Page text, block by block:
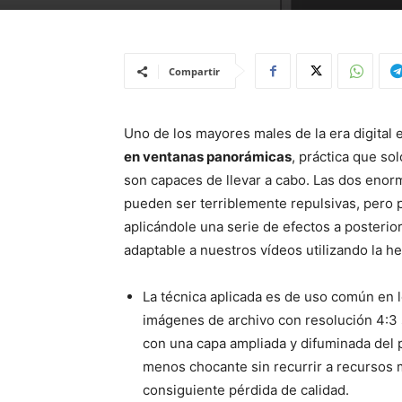
Compartir
Uno de los mayores males de la era digital
en ventanas panorámicas, práctica que
son capaces de llevar a cabo. Las dos
pueden ser terriblemente repulsivas, pero
aplicándole una serie de efectos a
adaptable a nuestros vídeos utilizando la
La técnica aplicada es de uso común
imágenes de archivo con resolución
con una capa ampliada y difuminada
menos chocante sin recurrir a recursos
consiguiente pérdida de calidad.